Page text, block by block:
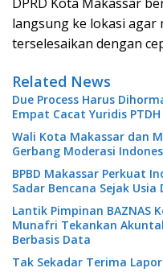
langsung ke lokasi agar
terselesaikan dengan
Related News
Due Process Harus
Empat Cacat Yuridis
Wali Kota Makassar dan
Gerbang Moderasi
BPBD Makassar Perkuat
Sadar Bencana Sejak Usia
Lantik Pimpinan BAZNAS
Munafri Tekankan
Berbasis Data
Tak Sekadar Terima